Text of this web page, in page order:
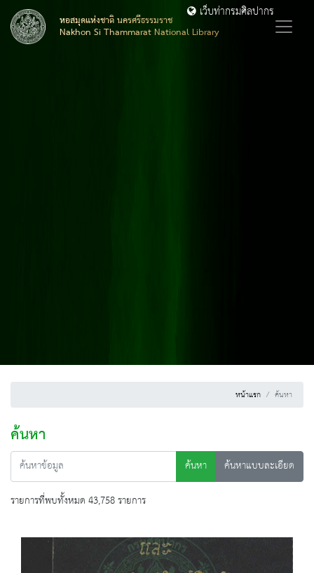
หอสมุดแห่งชาติ นครศรีธรรมราช
Nakhon Si Thammarat National Library
เว็บท่ากรมศิลปากร
หน้าแรก ค้นหา
ค้นหา
ค้นหา
ค้นหาแบบละเอียด
รายการที่พบทั้งหมด 43,758 รายการ